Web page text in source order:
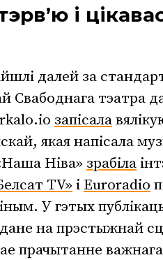
і
далей за
Свабоднага тэатра
запісала
якая напісала
Ніва» зрабіла
TV» і Euroradio
У гэтых
на прэстыжнай
прачытанне